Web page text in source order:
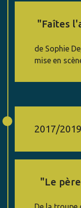
"Faîtes
de Sophie
mise en
2017/2019
"Le